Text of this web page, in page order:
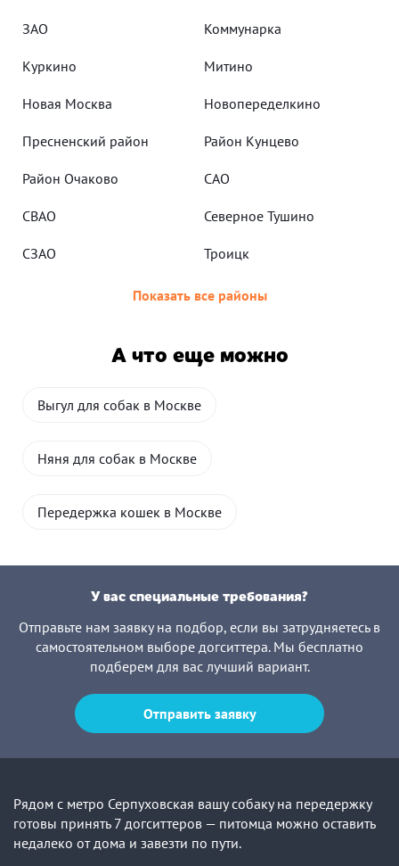
ЗАО Коммунарка
Куркино Митино
Новая Москва Новопеределкино
Пресненский район Район Кунцево
Район Очаково САО
СВАО Северное Тушино
СЗАО Троицк
Показать все районы
А что еще можно
Выгул для собак в Москве
Няня для собак в Москве
Передержка кошек в Москве
У вас специальные требования?
Отправьте нам заявку на подбор, если вы затрудняетесь в
самостоятельном выборе догситтера. Мы бесплатно
подберем для вас лучший вариант.
Отправить заявку
Рядом с метро Серпуховская вашу собаку на передержку
готовы принять 7 догситтеров — питомца можно оставить
недалеко от дома и завезти по пути.